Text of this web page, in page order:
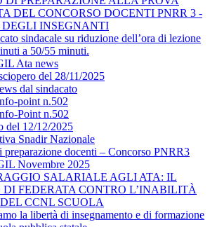
DEL CONCORSO DOCENTI PNRR 3 -
INSEGNANTI
sindacale su riduzione dell’ora di lezione
a 50/55 minuti.
Ata news
del 28/11/2025
dal sindacato
point n.502
Point n.502
del 12/12/2025
Snadir Nazionale
preparazione docenti – Concorso PNRR3
Novembre 2025
SALARIALE AGLI ATA: IL
DI FEDERATA CONTRO L’INABILITÀ
CCNL SCUOLA
la libertà di insegnamento e di formazione